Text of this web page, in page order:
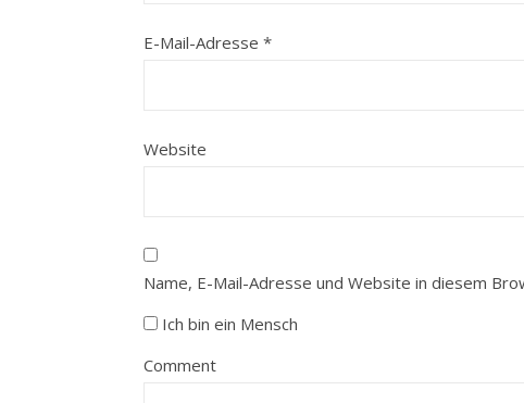
E-Mail-Adresse *
Website
Name, E-Mail-Adresse und Website in diesem
Ich bin ein Mensch
Comment